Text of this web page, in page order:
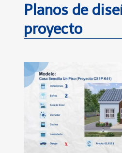
Planos de
proyecto